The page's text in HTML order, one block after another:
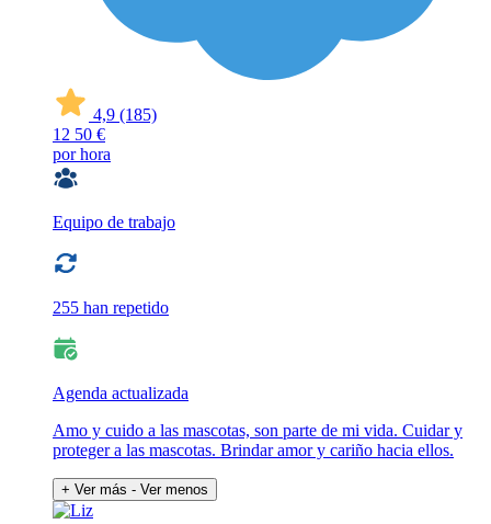
4,9 (185)
12 50 €
por hora
Equipo de trabajo
255 han repetido
Agenda actualizada
Amo y cuido a las mascotas, son parte de mi vida. Cuidar y
proteger a las mascotas. Brindar amor y cariño hacia ellos.
+ Ver más - Ver menos